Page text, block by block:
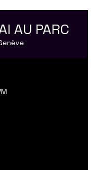
AU PARC